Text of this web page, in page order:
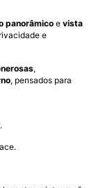
panorâmicoe vista
e
,
, pensados para